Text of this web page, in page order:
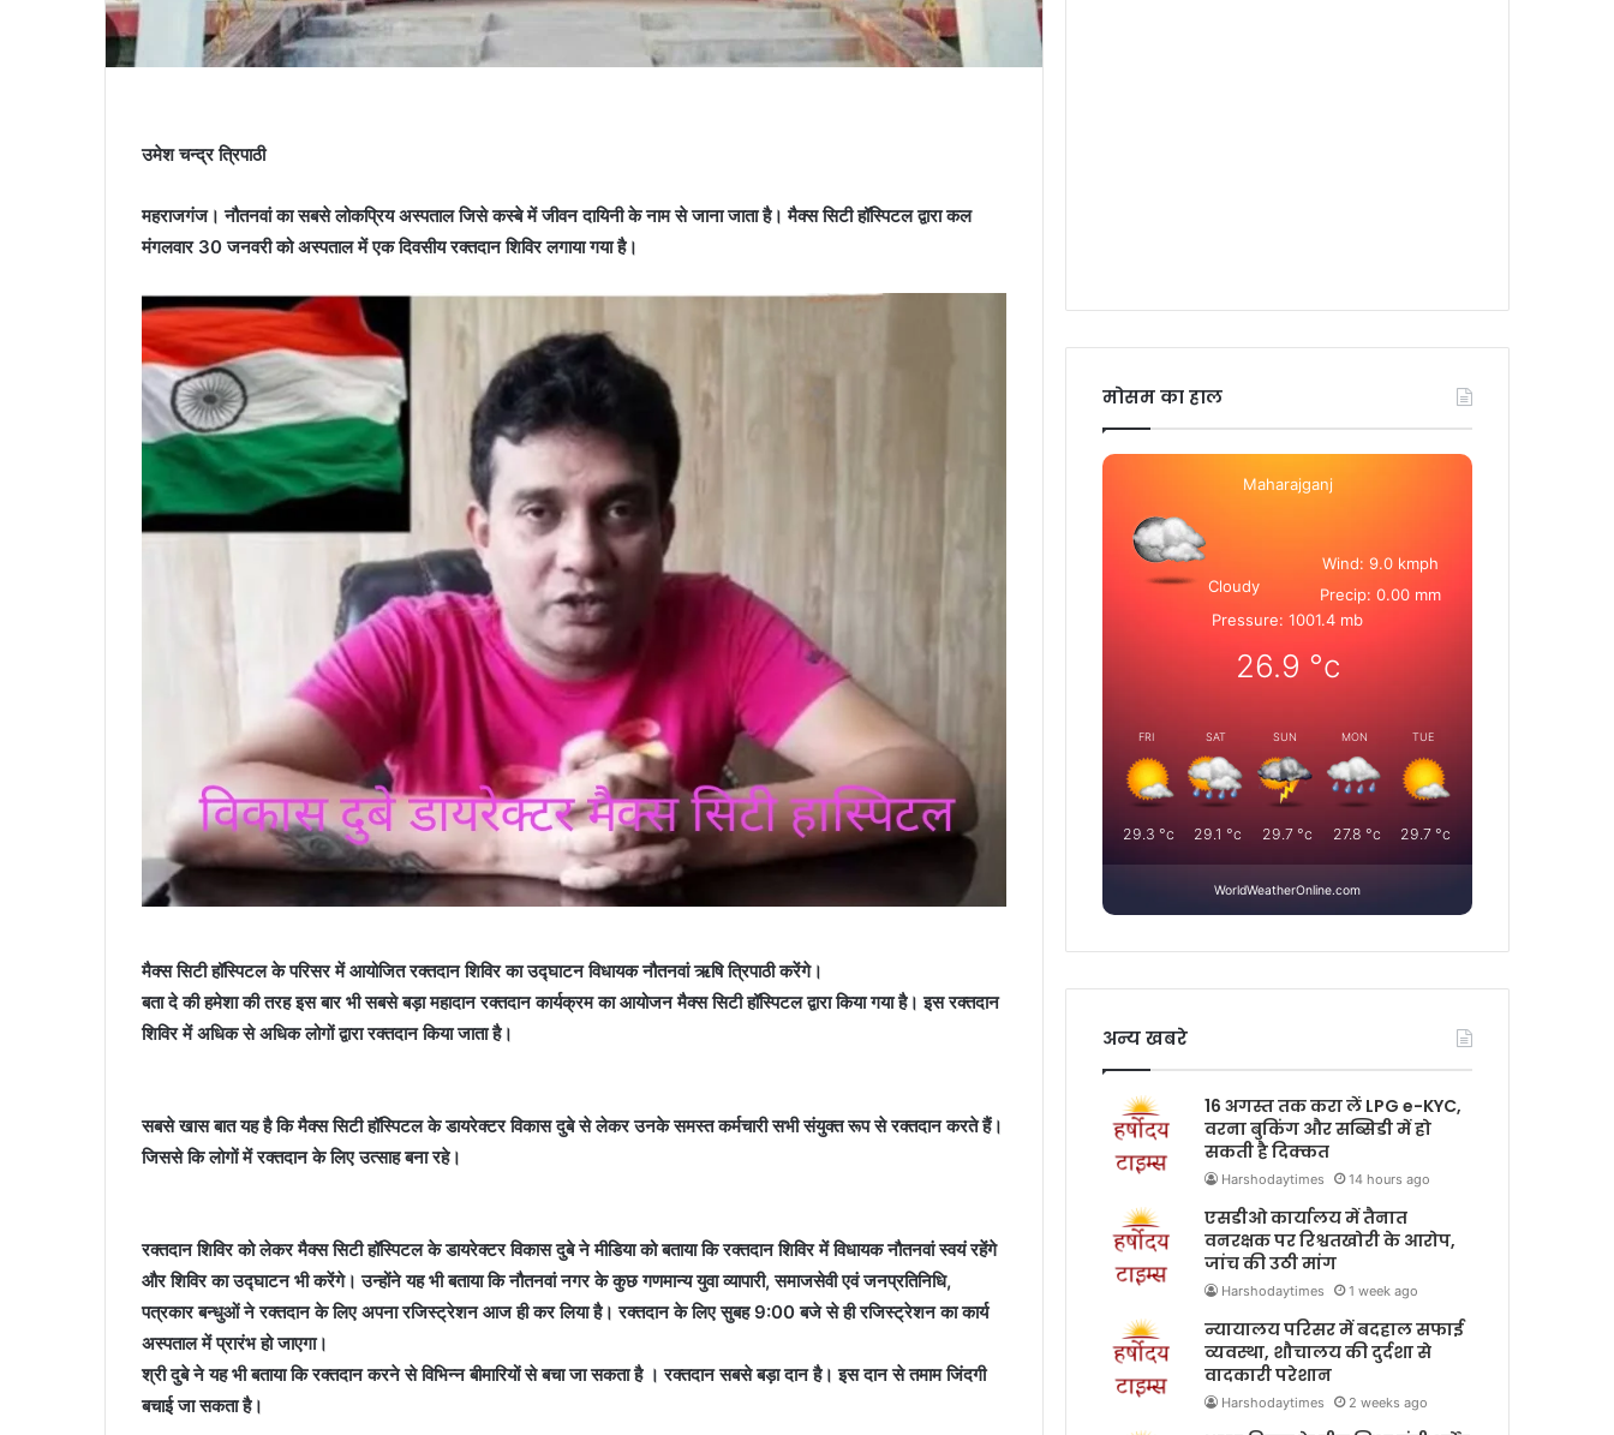
उमेश चन्द्र त्रिपाठी
महराजगंज। नौतनवां का सबसे लोकप्रिय अस्पताल जिसे कस्बे में जीवन दायिनी के नाम से जाना जाता है। मैक्स सिटी हॉस्पिटल द्वारा कल
मंगलवार 30 जनवरी को अस्पताल में एक दिवसीय रक्तदान शिविर लगाया गया है।
मैक्स सिटी हॉस्पिटल के परिसर में आयोजित रक्तदान शिविर का उद्घाटन विधायक नौतनवां ऋषि त्रिपाठी करेंगे।
बता दे की हमेशा की तरह इस बार भी सबसे बड़ा महादान रक्तदान कार्यक्रम का आयोजन मैक्स सिटी हॉस्पिटल द्वारा किया गया है। इस रक्तदान
शिविर में अधिक से अधिक लोगों द्वारा रक्तदान किया जाता है।
सबसे खास बात यह है कि मैक्स सिटी हॉस्पिटल के डायरेक्टर विकास दुबे से लेकर उनके समस्त कर्मचारी सभी संयुक्त रूप से रक्तदान करते हैं।
जिससे कि लोगों में रक्तदान के लिए उत्साह बना रहे।
रक्तदान शिविर को लेकर मैक्स सिटी हॉस्पिटल के डायरेक्टर विकास दुबे ने मीडिया को बताया कि रक्तदान शिविर में विधायक नौतनवां स्वयं रहेंगे
और शिविर का उद्घाटन भी करेंगे। उन्होंने यह भी बताया कि नौतनवां नगर के कुछ गणमान्य युवा व्यापारी, समाजसेवी एवं जनप्रतिनिधि,
पत्रकार बन्धुओं ने रक्तदान के लिए अपना रजिस्ट्रेशन आज ही कर लिया है। रक्तदान के लिए सुबह 9:00 बजे से ही रजिस्ट्रेशन का कार्य
अस्पताल में प्रारंभ हो जाएगा।
श्री दुबे ने यह भी बताया कि रक्तदान करने से विभिन्न बीमारियों से बचा जा सकता है । रक्तदान सबसे बड़ा दान है। इस दान से तमाम जिंदगी
बचाई जा सकता है।
मोसम का हाल
Maharajganj
Cloudy
Wind: 9.0 kmph
Precip: 0.00 mm
Pressure: 1001.4 mb
26.9 °c
FRI
29.3 °c
SAT
29.1 °c
SUN
29.7°c
MON
27.8 °c
TUE
29.7 °c
WorldWeatherOnline.com
अन्य खबरे
16 अगस्त तक करा लें LPG e-KYC,
वरना बुकिंग और सब्सिडी में हो
सकती है दिक्कत
Harshodaytimes 14 hours ago
एसडीओ कार्यालय में तैनात
वनरक्षक पर रिश्वतखोरी के आरोप,
जांच की उठी मांग
Harshodaytimes 1 week ago
न्यायालय परिसर में बदहाल सफाई
व्यवस्था, शौचालय की दुर्दशा से
वादकारी परेशान
Harshodaytimes 2 weeks ago